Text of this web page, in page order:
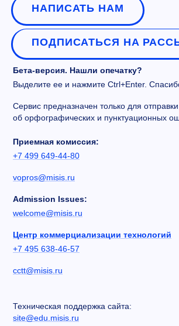
НАПИСАТЬ НАМ
ПОДПИСАТЬСЯ НА
Бета-версия. Нашли опечатку?
Выделите ее и нажмите Ctrl+Enter.
Сервис предназначен только для
об орфографических и пунктуационных
Приемная комиссия:
+7 499 649-44-80
vopros@misis.ru
Admission Issues:
welcome@misis.ru
Центр коммерциализации технологий
+7 495 638-46-57
cctt@misis.ru
Техническая поддержка сайта:
site@edu.misis.ru